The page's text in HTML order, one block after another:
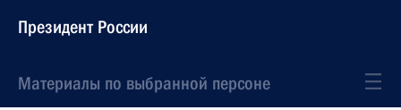
Президент России
Материалы по выбранной персоне